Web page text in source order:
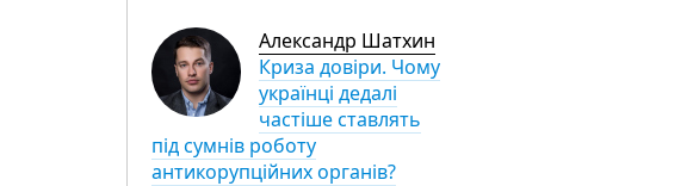
Александр Шатхин
Криза довіри. Чому
українці дедалі
частіше ставлять
під сумнів роботу
антикорупційних органів?